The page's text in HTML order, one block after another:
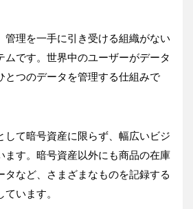
管理を一手に引き受ける組織がない
ムです。世界中のユーザーがデータ
とつのデータを管理する仕組みで
して暗号資産に限らず、幅広いビジ
ます。暗号資産以外にも商品の在庫
タなど、さまざまなものを記録する
います。